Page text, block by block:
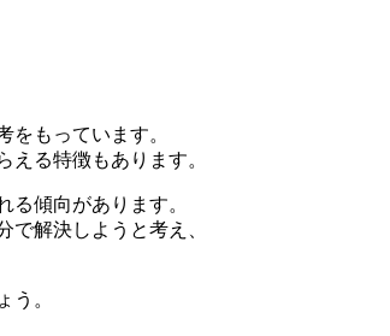
をもっています。
る特徴もあります。
傾向があります。
で解決しようと考え、
う。